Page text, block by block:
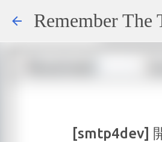
Remember The
[smtp4dev]